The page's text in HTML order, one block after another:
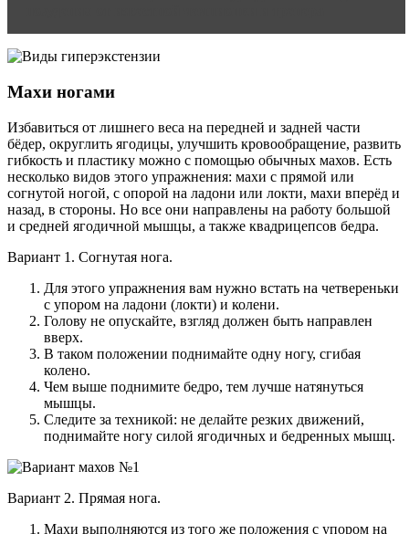
Махи ногами
Избавиться от лишнего веса на передней и задней части
бёдер, округлить ягодицы, улучшить кровообращение, развить
гибкость и пластику можно с помощью обычных махов. Есть
несколько видов этого упражнения: махи с прямой или
согнутой ногой, с опорой на ладони или локти, махи вперёд и
назад, в стороны. Но все они направлены на работу большой
и средней ягодичной мышцы, а также квадрицепсов бедра.
Вариант 1. Согнутая нога.
Для этого упражнения вам нужно встать на четвереньки
с упором на ладони (локти) и колени.
Голову не опускайте, взгляд должен быть направлен
вверх.
В таком положении поднимайте одну ногу, сгибая
колено.
Чем выше поднимите бедро, тем лучше натянуться
мышцы.
Следите за техникой: не делайте резких движений,
поднимайте ногу силой ягодичных и бедренных мышц.
Вариант 2. Прямая нога.
Махи выполняются из того же положения с упором на